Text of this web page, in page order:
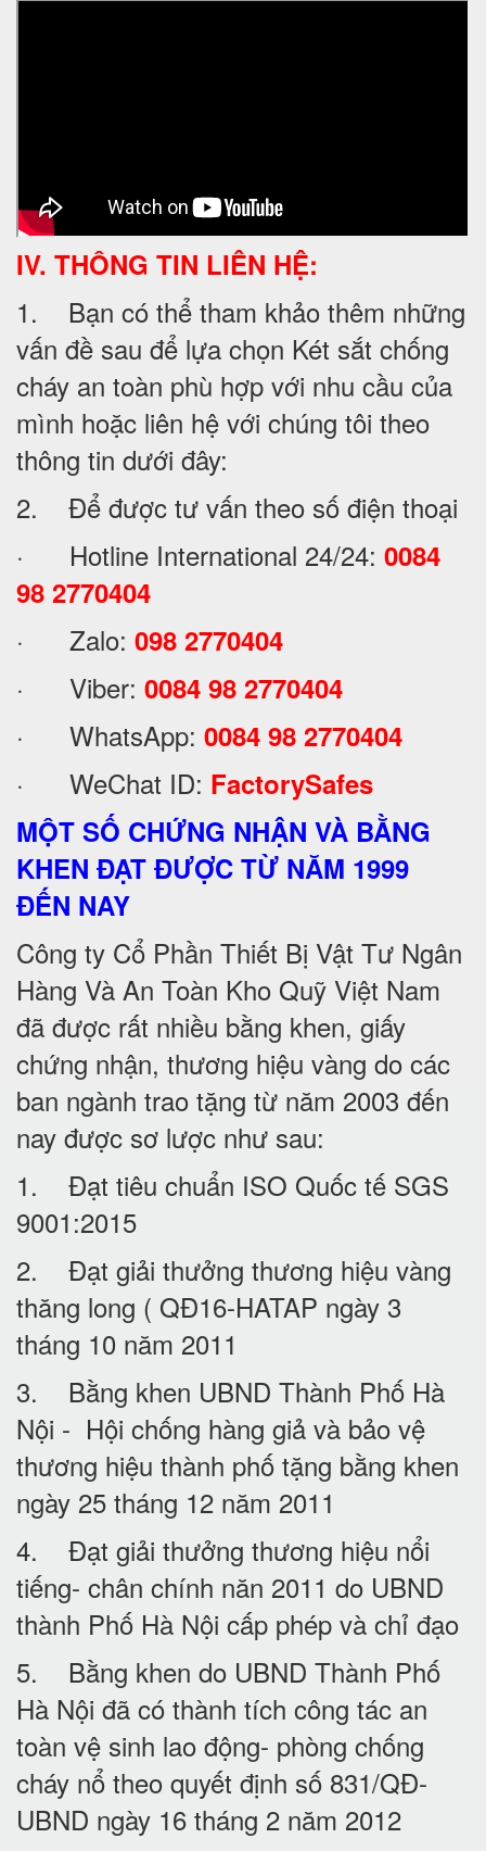
IV. THÔNG TIN LIÊN HỆ:
1. Bạn có thể tham khảo thêm những
vấn đề sau để lựa chọn Két sắt chống
cháy an toàn phù hợp với nhu cầu của
mình hoặc liên hệ với chúng tôi theo
thông tin dưới đây:
2. Để được tư vấn theo số điện thoại
· Hotline International 24/24: 0084
98 2770404
· Zalo: 098 2770404
· Viber: 0084 98 2770404
· WhatsApp: 0084 98 2770404
· WeChat ID: FactorySafes
MỘT SỐ CHỨNG NHẬN VÀ BẰNG
KHEN ĐẠT ĐƯỢC TỪ NĂM 1999
ĐẾN NAY
Công ty Cổ Phần Thiết Bị Vật Tư Ngân
Hàng Và An Toàn Kho Quỹ Việt Nam
đã được rất nhiều bằng khen, giấy
chứng nhận, thương hiệu vàng do các
ban ngành trao tặng từ năm 2003 đến
nay được sơ lược như sau:
1. Đạt tiêu chuẩn ISO Quốc tế SGS
9001:2015
2. Đạt giải thưởng thương hiệu vàng
thăng long ( QĐ16-HATAP ngày 3
tháng 10 năm 2011
3. Bằng khen UBND Thành Phố Hà
Nội - Hội chống hàng giả và bảo vệ
thương hiệu thành phố tặng bằng khen
ngày 25 tháng 12 năm 2011
4. Đạt giải thưởng thương hiệu nổi
tiếng- chân chính năn 2011 do UBND
thành Phố Hà Nội cấp phép và chỉ đạo
5. Bằng khen do UBND Thành Phố
Hà Nội đã có thành tích công tác an
toàn vệ sinh lao động- phòng chống
cháy nổ theo quyết định số 831/QĐ-
UBND ngày 16 tháng 2 năm 2012